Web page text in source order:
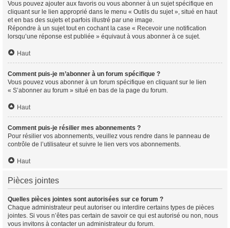
Vous pouvez ajouter aux favoris ou vous abonner à un sujet spécifique en
cliquant sur le lien approprié dans le menu « Outils du sujet », situé en haut
et en bas des sujets et parfois illustré par une image.
Répondre à un sujet tout en cochant la case « Recevoir une notification
lorsqu’une réponse est publiée » équivaut à vous abonner à ce sujet.
Haut
Comment puis-je m’abonner à un forum spécifique ?
Vous pouvez vous abonner à un forum spécifique en cliquant sur le lien
« S’abonner au forum » situé en bas de la page du forum.
Haut
Comment puis-je résilier mes abonnements ?
Pour résilier vos abonnements, veuillez vous rendre dans le panneau de
contrôle de l’utilisateur et suivre le lien vers vos abonnements.
Haut
Pièces jointes
Quelles pièces jointes sont autorisées sur ce forum ?
Chaque administrateur peut autoriser ou interdire certains types de pièces
jointes. Si vous n’êtes pas certain de savoir ce qui est autorisé ou non, nous
vous invitons à contacter un administrateur du forum.